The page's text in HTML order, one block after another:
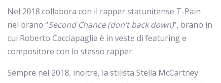
Nel 2018 collabora con il rapper statunitense T-Pain
nel brano “Second Chance (don’t back down)”, brano in
cui Roberto Cacciapaglia è in veste di featuring e
compositore con lo stesso rapper.
Sempre nel 2018, inoltre, la stilista Stella McCartney